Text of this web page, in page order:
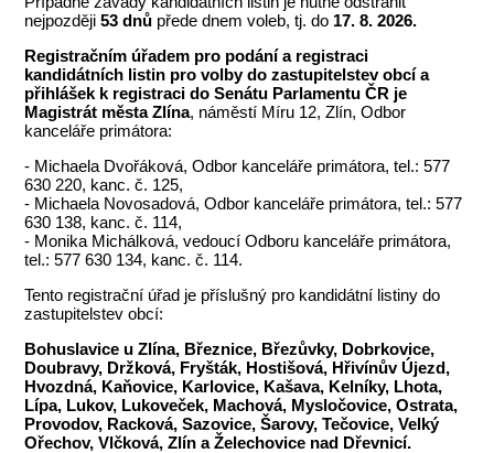
nejpozději53 dnů přede dnem voleb, tj. do 17. 8. 2026.
Registračním úřadem pro podání a registraci
kandidátních listin pro volby do zastupitelstev obcí a
přihlášek k registraci do Senátu Parlamentu ČR je
Magistrát města Zlína, náměstí Míru 12, Zlín, Odbor
kanceláře primátora:
- Michaela Dvořáková, Odbor kanceláře primátora, tel.: 577
630 220, kanc. č. 125,
- Michaela Novosadová, Odbor kanceláře primátora, tel.: 577
630 138, kanc. č. 114,
- Monika Michálková, vedoucí Odboru kanceláře primátora,
tel.: 577 630 134, kanc. č. 114.
Tento registrační úřad je příslušný pro kandidátní listiny do
zastupitelstev obcí:
Bohuslavice u Zlína, Březnice, Březůvky, Dobrkovice,
Doubravy, Držková, Fryšták, Hostišová, Hřivínův Újezd,
Hvozdná, Kaňovice, Karlovice, Kašava, Kelníky, Lhota,
Lípa, Lukov, Lukoveček, Machová, Mysločovice, Ostrata,
Provodov, Racková, Sazovice, Šarovy, Tečovice, Velký
Ořechov, Vlčková, Zlín a Želechovice nad Dřevnicí.